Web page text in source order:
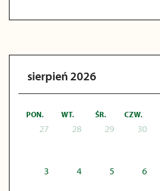
sierpień 2026
PON. WT. ŚR. CZW.
27 28 29 30
3 4 5 6